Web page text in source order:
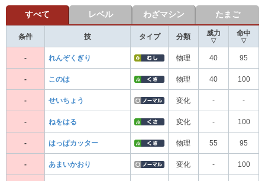
すべて レベル わざマシン たまご
条件 技 タイプ 分類 威力
▽
命中
▽
- れんぞくぎり 物理 40 95
- このは 物理 40 100
- せいちょう 変化 - -
- ねをはる 変化 - 100
- はっぱカッター 物理 55 95
- あまいかおり 変化 - 100